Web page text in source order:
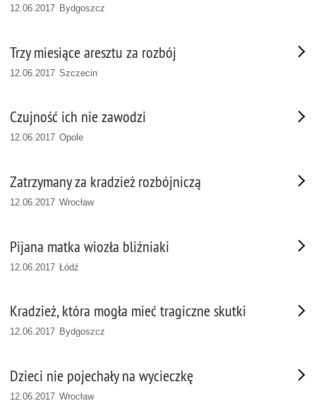
12.06.2017 Bydgoszcz
Trzy miesiące aresztu za rozbój
12.06.2017 Szczecin
Czujność ich nie zawodzi
12.06.2017 Opole
Zatrzymany za kradzież rozbójniczą
12.06.2017 Wrocław
Pijana matka wiozła bliźniaki
12.06.2017 Łódź
Kradzież, która mogła mieć tragiczne skutki
12.06.2017 Bydgoszcz
Dzieci nie pojechały na wycieczkę
12.06.2017 Wrocław